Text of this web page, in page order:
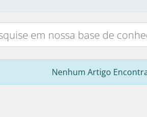
Nenhum Artigo